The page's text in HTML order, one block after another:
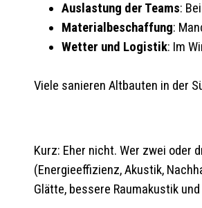
Auslastung der Teams:
Materialbeschaffung:
Wetter und Logistik: Im
Viele sanieren Altbauten in der
Kurz: Eher nicht. Wer zwei oder
(Energieeffizienz, Akustik,
Glätte, bessere Raumakustik